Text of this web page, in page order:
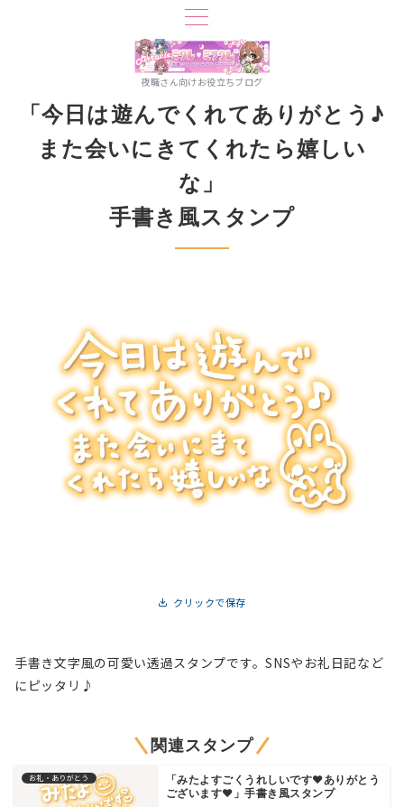
夜職さん向けお役立ちブログ
「今日は遊んでくれてありがとう♪
また会いにきてくれたら嬉しい
な」
手書き風スタンプ
クリックで保存
手書き文字風の可愛い透過スタンプです。SNSやお礼日記など
にピッタリ♪
関連スタンプ
お礼・ありがとう
「みたよすごくうれしいです♥ありがとう
ございます♥」手書き風スタンプ